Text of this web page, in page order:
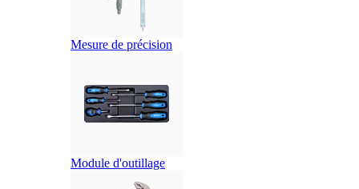
Mesure de précision
Module d'outillage